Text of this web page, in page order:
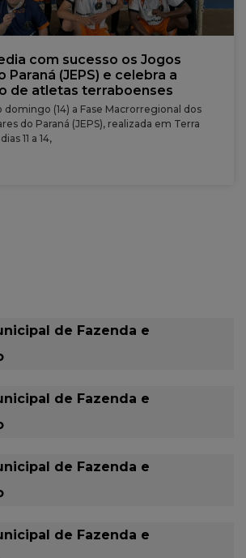
com sucesso os Jogos
Paraná (JEPS) e celebra a
de atletas terraboenses
domingo (14) a Fase Macrorregional dos
do Paraná (JEPS), realizada em Terra
11 a 14,
de Fazenda e
de Fazenda e
de Fazenda e
de Fazenda e